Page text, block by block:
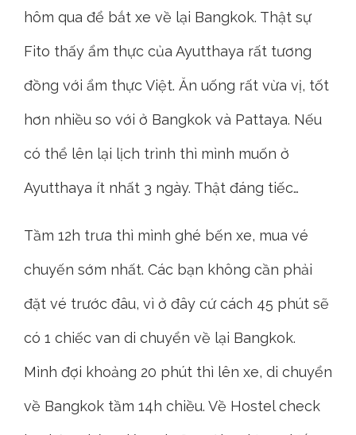
hôm qua để bắt xe về lại Bangkok. Thật sự
Fito thấy ẩm thực của Ayutthaya rất tương
đồng với ẩm thực Việt. Ăn uống rất vừa vị, tốt
hơn nhiều so với ở Bangkok và Pattaya. Nếu
có thể lên lại lịch trình thì mình muốn ở
Ayutthaya ít nhất 3 ngày. Thật đáng tiếc…
Tầm 12h trưa thì mình ghé bến xe, mua vé
chuyến sớm nhất. Các bạn không cần phải
đặt vé trước đâu, vì ở đây cứ cách 45 phút sẽ
có 1 chiếc van di chuyển về lại Bangkok.
Mình đợi khoảng 20 phút thì lên xe, di chuyển
về Bangkok tầm 14h chiều. Về Hostel check